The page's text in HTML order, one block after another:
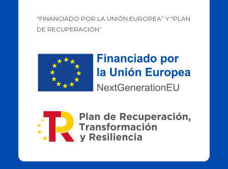
“FINANCIADO POR LA UNIÓN EUROPEA” Y “PLAN
DE RECUPERACIÓN”